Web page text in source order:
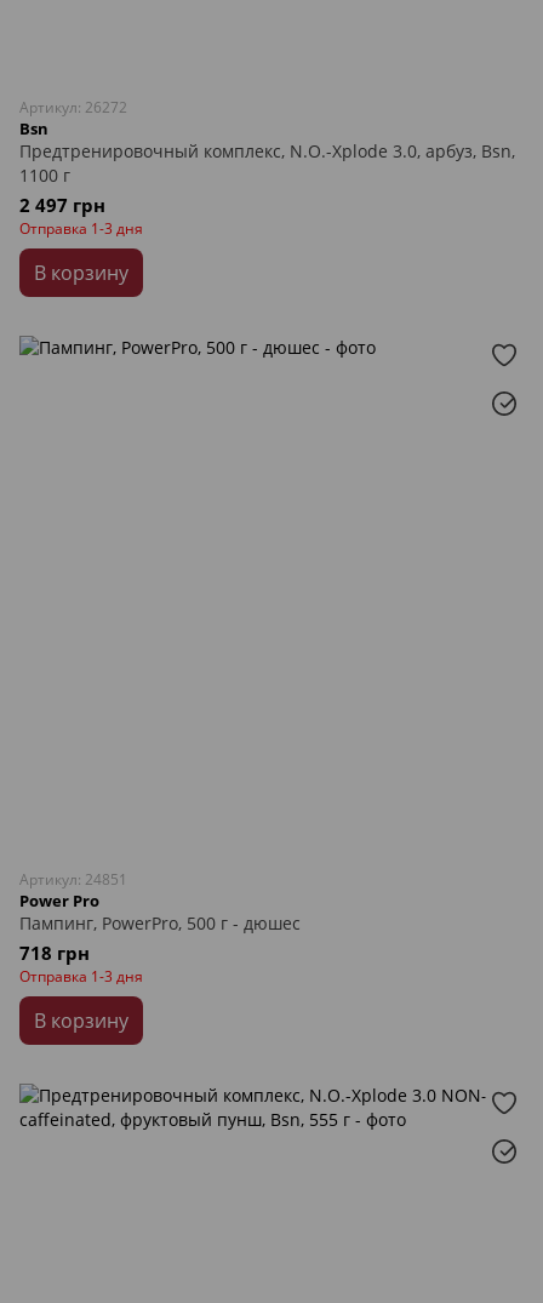
Артикул: 26272
Bsn
Предтренировочный комплекс, N.O.-Xplode 3.0, арбуз, Bsn,
1100 г
2 497 грн
Отправка 1-3 дня
В корзину
Артикул: 24851
Power Pro
Пампинг, PowerPro, 500 г - дюшес
718 грн
Отправка 1-3 дня
В корзину